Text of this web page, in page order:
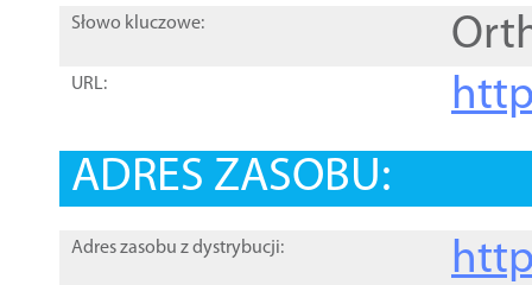
Słowo kluczowe:
URL:
ADRES ZASOBU:
Adres zasobu z dystrybucji: